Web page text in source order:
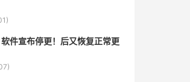
件宣布停更！后又恢复正常更